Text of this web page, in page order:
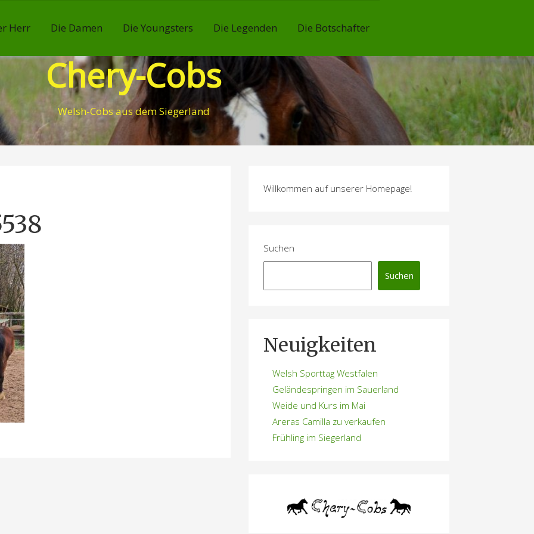
Herr Die Damen Die Youngsters Die Legenden Die Botschafter
Chery-Cobs
Welsh-Cobs aus dem Siegerland
Willkommen auf unserer Homepage!
Suchen
Suchen
Neuigkeiten
Welsh Sporttag Westfalen
Geländespringen im Sauerland
Weide und Kurs im Mai
Areras Camilla zu verkaufen
Frühling im Siegerland